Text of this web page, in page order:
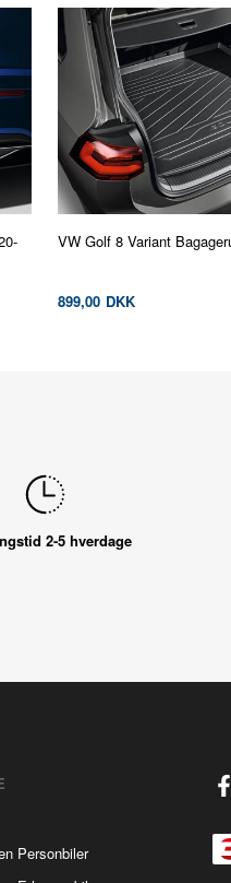
VW Golf 8 Variant
899,00 DKK
2-5 hverdage
Personbiler